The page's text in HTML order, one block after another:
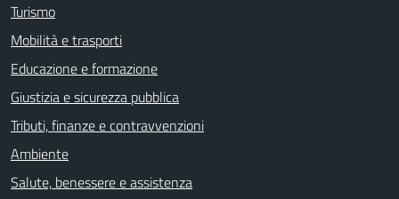
Turismo
Mobilità e trasporti
Educazione e formazione
Giustizia e sicurezza pubblica
Tributi, finanze e contravvenzioni
Ambiente
Salute, benessere e assistenza